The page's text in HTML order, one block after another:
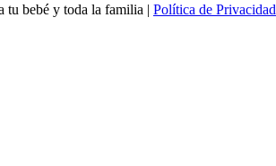
tu bebé y toda la familia | Política de Privacidad